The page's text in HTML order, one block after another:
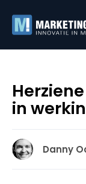
in
Danny